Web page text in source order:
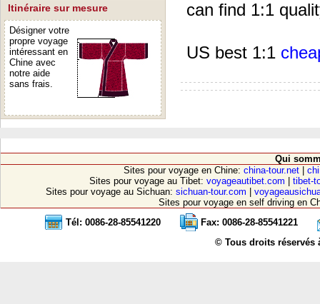
Itinéraire sur mesure
Désigner votre
propre voyage
intéressant en
Chine avec
notre aide
sans frais.
can find 1:1
US best 1:1
Qui
Sites pour voyage en Chine: china-tour.net
Sites pour voyage au Tibet: voyageautibet.com
tibet-
Sites pour voyage au Sichuan: sichuan-tour.com
Sites pour voyage en self driving en
Tél: 0086-28-85541220
Fax: 0086-28-85541221
© Tous droits réservés